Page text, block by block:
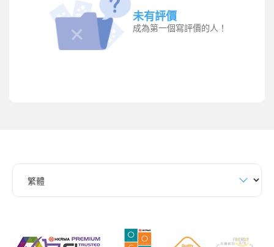
未有評價
成為第一個寫評價的人！